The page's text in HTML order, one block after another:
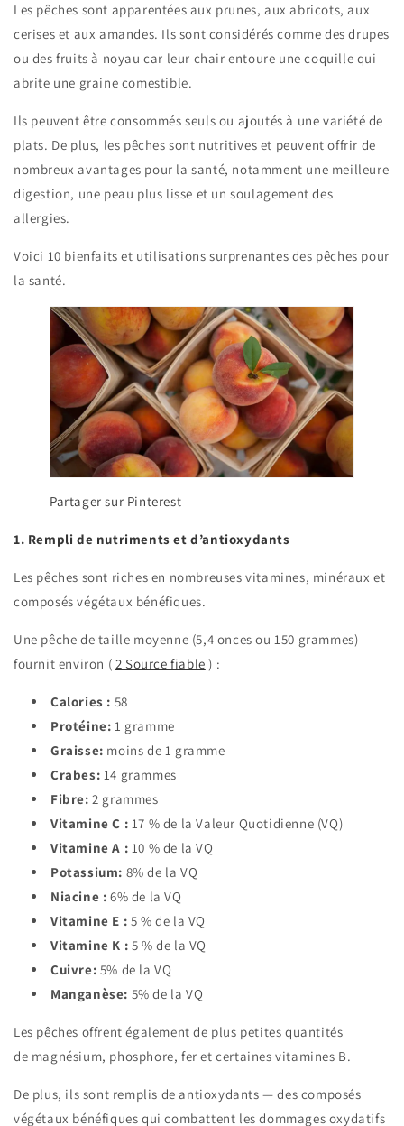
Les pêches sont apparentées aux prunes, aux abricots, aux
cerises et aux amandes. Ils sont considérés comme des drupes
ou des fruits à noyau car leur chair entoure une coquille qui
abrite une graine comestible.
Ils peuvent être consommés seuls ou ajoutés à une variété de
plats. De plus, les pêches sont nutritives et peuvent offrir de
nombreux avantages pour la santé, notamment une meilleure
digestion, une peau plus lisse et un soulagement des
allergies.
Voici 10 bienfaits et utilisations surprenantes des pêches pour
la santé.
Partager sur Pinterest
1. Rempli de nutriments et d’antioxydants
Les pêches sont riches en nombreuses vitamines, minéraux et
composés végétaux bénéfiques.
Une pêche de taille moyenne (5,4 onces ou 150 grammes)
fournit environ ( 2Source fiable ) :
Calories : 58
Protéine: 1 gramme
Graisse: moins de 1 gramme
Crabes: 14 grammes
Fibre: 2 grammes
Vitamine C : 17 % de la Valeur Quotidienne (VQ)
Vitamine A : 10 % de la VQ
Potassium: 8% de la VQ
Niacine : 6% de la VQ
Vitamine E : 5 % de la VQ
Vitamine K : 5 % de la VQ
Cuivre: 5% de la VQ
Manganèse: 5% de la VQ
Les pêches offrent également de plus petites quantités
de magnésium, phosphore, fer et certaines vitamines B.
De plus, ils sont remplis de antioxydants — des composés
végétaux bénéfiques qui combattent les dommages oxydatifs